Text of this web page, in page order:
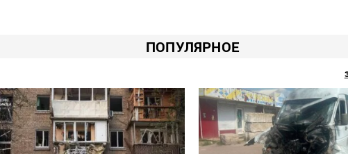
ПОПУЛЯРНОЕ